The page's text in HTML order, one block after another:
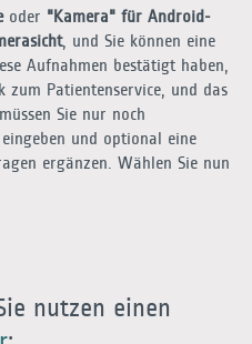
oder "Kamera" für Android-
, und Sie können eine
Aufnahmen bestätigt haben,
zum Patientenservice, und das
Sie nur noch
und optional eine
ergänzen. Wählen Sie nun
nutzen einen